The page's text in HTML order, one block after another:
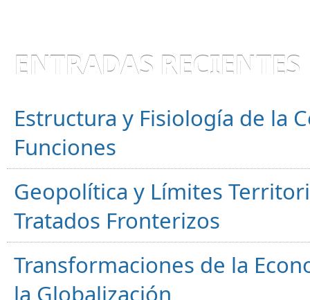
ENTRADAS RECIENTES
Estructura y Fisiología de la
Funciones
Geopolítica y Límites
Tratados Fronterizos
Transformaciones de la
la Globalización